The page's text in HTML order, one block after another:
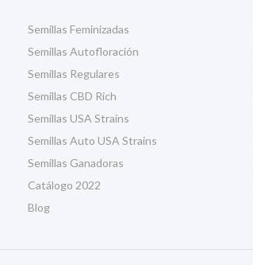
Semillas Feminizadas
Semillas Autofloración
Semillas Regulares
Semillas CBD Rich
Semillas USA Strains
Semillas Auto USA Strains
Semillas Ganadoras
Catálogo 2022
Blog